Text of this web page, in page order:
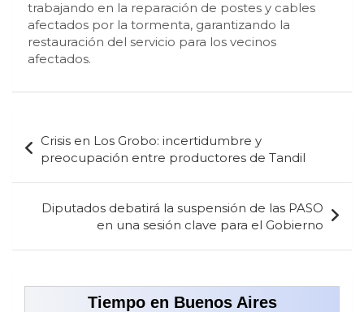
trabajando en la reparación de postes y cables
afectados por la tormenta, garantizando la
restauración del servicio para los vecinos
afectados.
de
entradas
Crisis en Los Grobo: incertidumbre y
preocupación entre productores de Tandil
Diputados debatirá la suspensión de las PASO
en una sesión clave para el Gobierno
Tiempo en Buenos Aires